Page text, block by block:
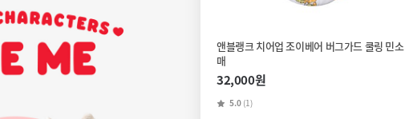
앤블랭크 치어업 조이베어 버그가드 쿨링 민소
매
32,000원
5.0 (1)